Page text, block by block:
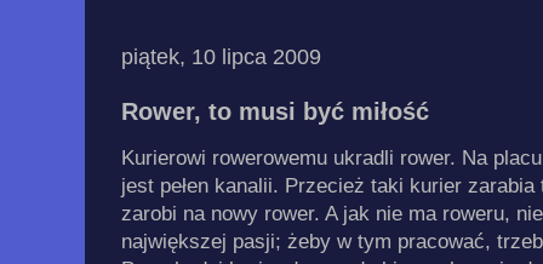
piątek, 10 lipca 2009
Rower, to musi być miłość
Kurierowi rowerowemu ukradli rower. Na
jest pełen kanalii. Przecież taki kurier
zarobi na nowy rower. A jak nie ma roweru,
największej pasji; żeby w tym pracować,